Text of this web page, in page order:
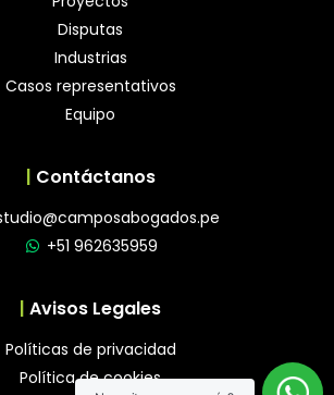
Disputas
Industrias
Casos representativos
Equipo
| Contáctanos
+51 962635959
| Avisos Legales
Políticas de privacidad
Política de cookies